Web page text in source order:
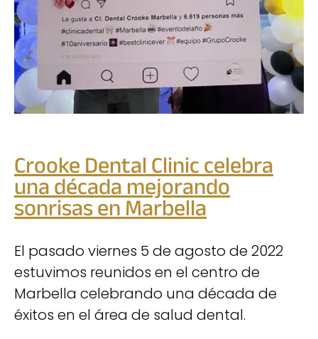
Crooke Dental Clinic celebra
una década mejorando
sonrisas en Marbella
El pasado viernes 5 de agosto de 2022
estuvimos reunidos en el centro de
Marbella celebrando una década de
éxitos en el área de salud dental.